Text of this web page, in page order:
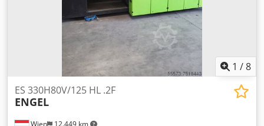
1 /8
Wien 12.449 km
ES 330H80V/125 HL .2F
ENGEL